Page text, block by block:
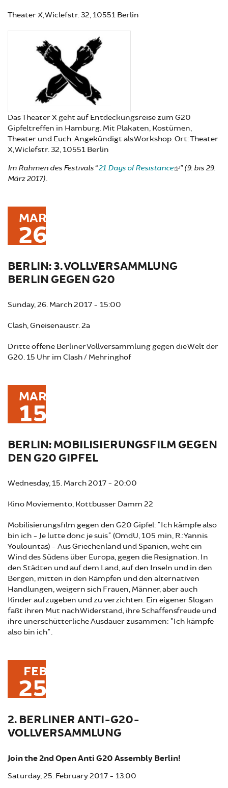
Theater X, Wiclefstr. 32, 10551 Berlin
Das Theater X geht auf Entdeckungsreise zum G20
Gipfeltreffen in Hamburg. Mit Plakaten, Kostümen,
Theater und Euch. Angekündigt als Workshop. Ort: Theater
X, Wiclefstr. 32, 10551 Berlin
Im Rahmen des Festivals “21 Days of Resistance
” (9. bis 29.
März 2017).
MAR
26
BERLIN: 3. VOLLVERSAMMLUNG
BERLIN GEGEN G20
Sunday, 26. March 2017 - 15:00
Clash, Gneisenaustr. 2a
Dritte offene Berliner Vollversammlung gegen die Welt der
G20. 15 Uhr im Clash / Mehringhof
MAR
15
BERLIN: MOBILISIERUNGSFILM GEGEN
DEN G20 GIPFEL
Wednesday, 15. March 2017 - 20:00
Kino Moviemento, Kottbusser Damm 22
Mobilisierungsfilm gegen den G20 Gipfel: "Ich kämpfe also
bin ich - Je lutte donc je suis" (OmdU, 105 min, R.: Yannis
Youlountas) - Aus Griechenland und Spanien, weht ein
Wind des Südens über Europa, gegen die Resignation. In
den Städten und auf dem Land, auf den Inseln und in den
Bergen, mitten in den Kämpfen und den alternativen
Handlungen, weigern sich Frauen, Männer, aber auch
Kinder aufzugeben und zu verzichten. Ein eigener Slogan
faßt ihren Mut nach Widerstand, ihre Schaffensfreude und
ihre unerschütterliche Ausdauer zusammen: "Ich kämpfe
also bin ich".
FEB
25
2. BERLINER ANTI-G20-
VOLLVERSAMMLUNG
Join the 2nd Open Anti G20 Assembly Berlin!
Saturday, 25. February 2017 - 13:00